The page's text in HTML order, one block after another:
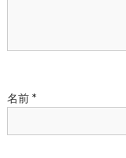
名前 *